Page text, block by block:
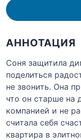
АННОТАЦИЯ
Соня защитила
поделиться
не звонить. Она
что он старше на
компанией и не
считала себя
квартира в